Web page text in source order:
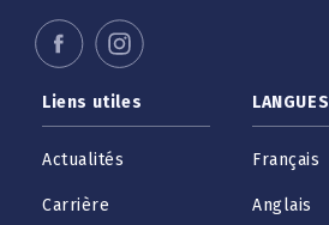
Liens utiles
Actualités
Carrière
LANGUES
Français
Anglais